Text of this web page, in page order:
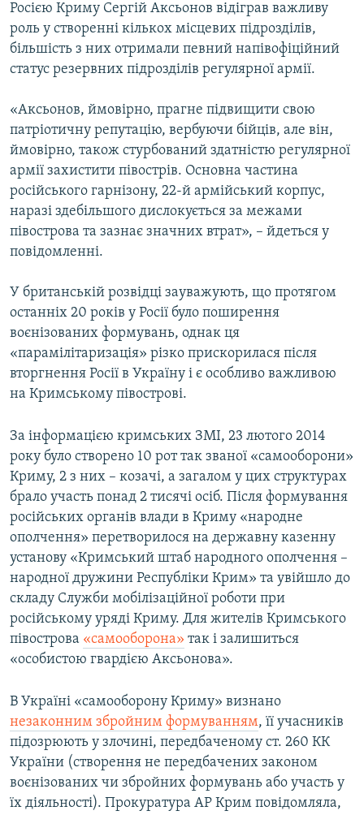
Росією Криму Сергій Аксьонов відіграв важливу
роль у створенні кількох місцевих підрозділів,
більшість з них отримали певний напівофіційний
статус резервних підрозділів регулярної армії.
«Аксьонов, ймовірно, прагне підвищити свою
патріотичну репутацію, вербуючи бійців, але він,
ймовірно, також стурбований здатністю регулярної
армії захистити півострів. Основна частина
російського гарнізону, 22-й армійський корпус,
наразі здебільшого дислокується за межами
півострова та зазнає значних втрат», – йдеться у
повідомленні.
У британській розвідці зауважують, що протягом
останніх 20 років у Росії було поширення
воєнізованих формувань, однак ця
«парамілітаризація» різко прискорилася після
вторгнення Росії в Україну і є особливо важливою
на Кримському півострові.
За інформацією кримських ЗМІ, 23 лютого 2014
року було створено 10 рот так званої «самооборони»
Криму, 2 з них – козачі, а загалом у цих структурах
брало участь понад 2 тисячі осіб. Після формування
російських органів влади в Криму «народне
ополчення» перетворилося на державну казенну
установу «Кримський штаб народного ополчення –
народної дружини Республіки Крим» та увійшло до
складу Служби мобілізаційної роботи при
російському уряді Криму. Для жителів Кримського
півострова «самооборона» так і залишиться
«особистою гвардією Аксьонова».
В Україні «самооборону Криму» визнано
незаконним збройним формуванням, її учасників
підозрюють у злочині, передбаченому ст. 260 КК
України (створення не передбачених законом
воєнізованих чи збройних формувань або участь у
їх діяльності). Прокуратура АР Крим повідомляла,